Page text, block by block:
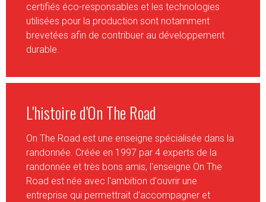
certifiés éco-responsables et les technologies
utilisées pour la production sont notamment
brevetées afin de contribuer au développement
durable.
L'histoire d'On The Road
On The Road est une enseigne spécialisée dans la
randonnée. Créée en 1997 par 4 experts de la
randonnée et très bons amis, l'enseigne On The
Road est née avec l'ambition d'ouvrir une
entreprise qui permettrait d'accompagner et